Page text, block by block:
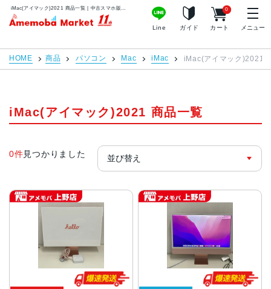
アメモバマーケット
Line ガイド カート
0
メニュー
HOME 商品 パソコン Mac iMac iMac(アイマック)2021
iMac(アイマック)2021 商品一覧
0件見つかりました